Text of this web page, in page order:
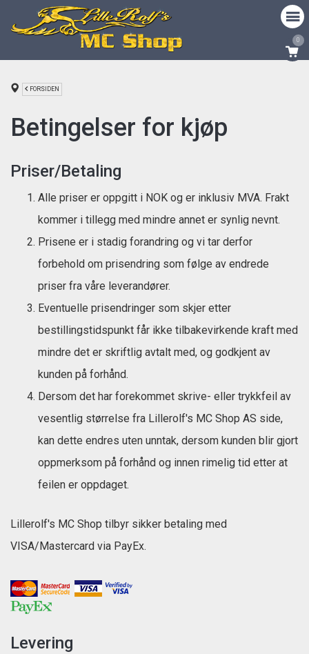
0
FORSIDEN
Betingelser for kjøp
Priser/Betaling
Alle priser er oppgitt i NOK og er inklusiv MVA. Frakt
kommer i tillegg med mindre annet er synlig nevnt.
Prisene er i stadig forandring og vi tar derfor
forbehold om prisendring som følge av endrede
priser fra våre leverandører.
Eventuelle prisendringer som skjer etter
bestillingstidspunkt får ikke tilbakevirkende kraft med
mindre det er skriftlig avtalt med, og godkjent av
kunden på forhånd.
Dersom det har forekommet skrive- eller trykkfeil av
vesentlig størrelse fra Lillerolf's MC Shop AS side,
kan dette endres uten unntak, dersom kunden blir gjort
oppmerksom på forhånd og innen rimelig tid etter at
feilen er oppdaget.
Lillerolf's MC Shop tilbyr sikker betaling med
VISA/Mastercard via PayEx.
Levering